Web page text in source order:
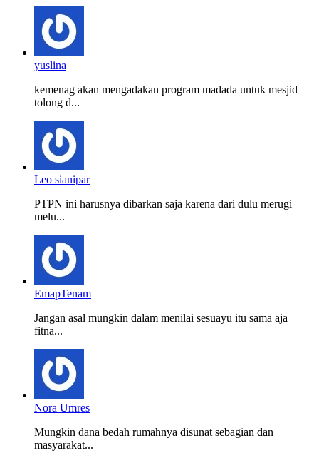
yuslina
kemenag akan mengadakan program madada untuk mesjid
tolong d...
Leo sianipar
PTPN ini harusnya dibarkan saja karena dari dulu merugi
melu...
EmapTenam
Jangan asal mungkin dalam menilai sesuayu itu sama aja
fitna...
Nora Umres
Mungkin dana bedah rumahnya disunat sebagian dan
masyarakat...